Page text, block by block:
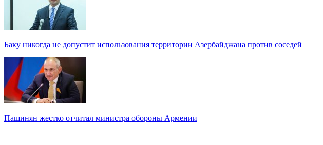
Баку никогда не допустит использования территории Азербайджана против соседей
Пашинян жестко отчитал министра обороны Армении